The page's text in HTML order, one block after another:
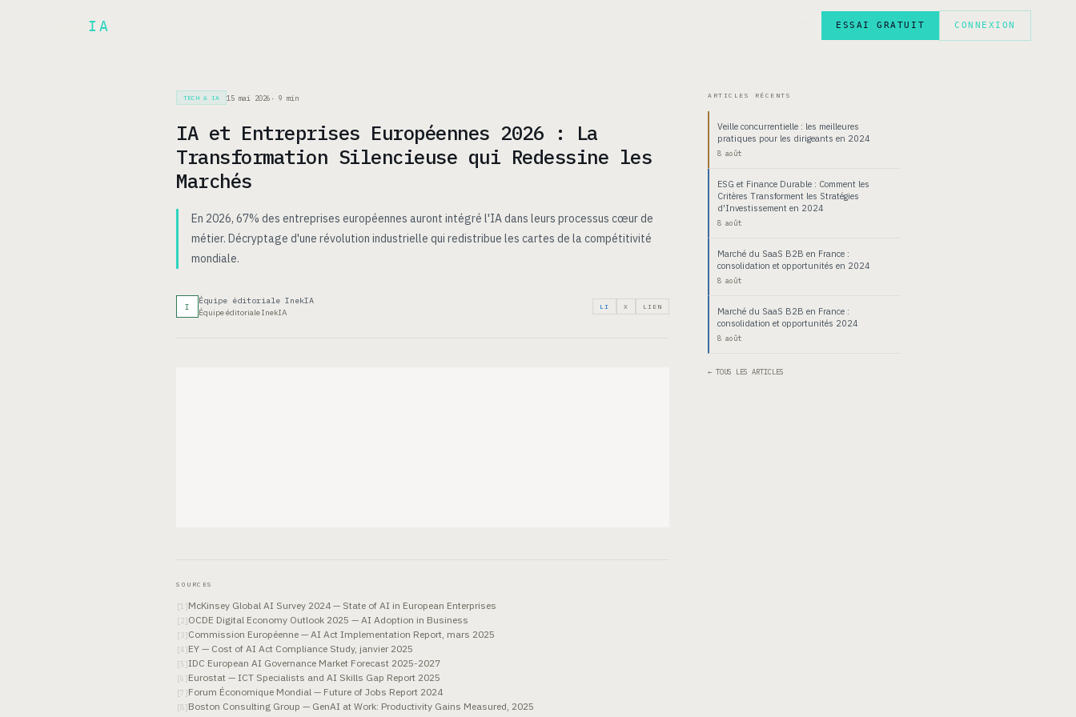
IA ESSAI GRATUIT CONNEXION
TECH & IA 15 mai 2026 · 9 min
IA et Entreprises Européennes 2026 : La
Transformation Silencieuse qui Redessine les
Marchés
En 2026, 67% des entreprises européennes auront intégré l'IA dans leurs processus cœur de
métier. Décryptage d'une révolution industrielle qui redistribue les cartes de la compétitivité
mondiale.
I
Équipe éditoriale InekIA
Équipe éditoriale InekIA
LI X LIEN
SOURCES
[1 ]McKinsey Global AI Survey 2024 — State of AI in European Enterprises
[2]OCDE Digital Economy Outlook 2025 — AI Adoption in Business
[ 3]Commission Européenne — AI Act Implementation Report, mars 2025
[4 ]EY — Cost of AI Act Compliance Study, janvier 2025
[5]IDC European AI Governance Market Forecast 2025-2027
[6 ]Eurostat — ICT Specialists and AI Skills Gap Report 2025
[7 ]Forum Économique Mondial — Future of Jobs Report 2024
[8]Boston Consulting Group — GenAI at Work: Productivity Gains Measured, 2025
ARTICLES RÉCENTS
Veille concurrentielle : les meilleures
pratiques pour les dirigeants en 2024
8 août
ESG et Finance Durable : Comment les
Critères Transforment les Stratégies
d'Investissement en 2024
8 août
Marché du SaaS B2B en France :
consolidation et opportunités en 2024
8 août
Marché du SaaS B2B en France :
consolidation et opportunités 2024
8 août
← TOUS LES ARTICLES